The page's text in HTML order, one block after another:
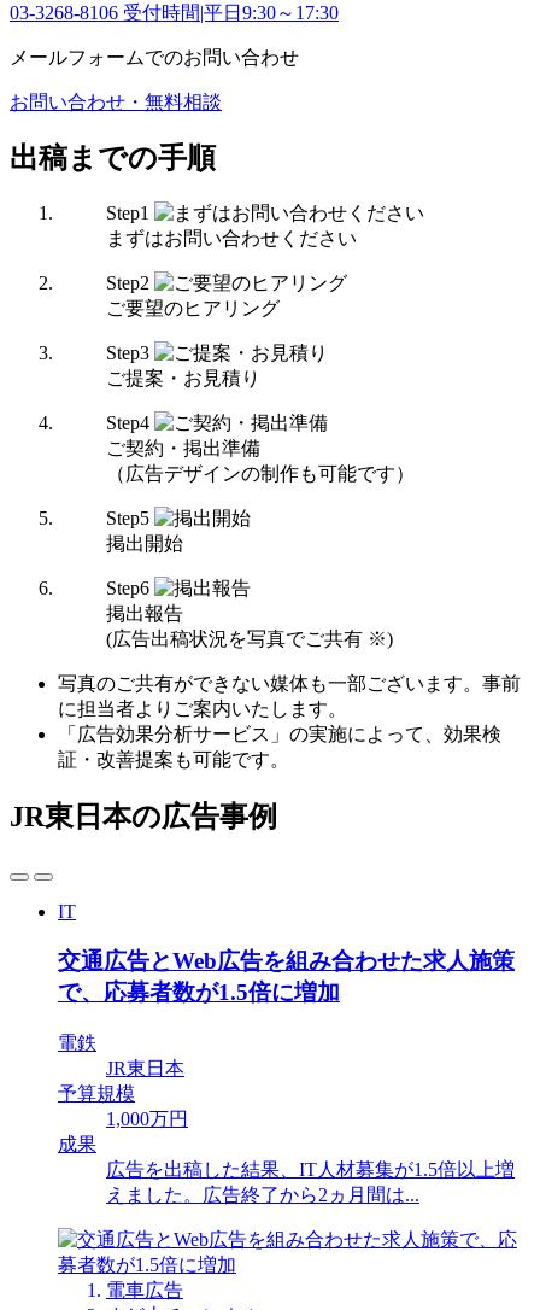
03-3268-8106 受付時間|平日9:30～17:30
メールフォームでのお問い合わせ
お問い合わせ・無料相談
出稿までの手順
Step1
まずはお問い合わせください
Step2
ご要望のヒアリング
Step3
ご提案・お見積り
Step4
ご契約・掲出準備
（広告デザインの制作も可能です）
Step5
掲出開始
Step6
掲出報告
(広告出稿状況を写真でご共有 ※)
写真のご共有ができない媒体も一部ございます。事前
に担当者よりご案内いたします。
「広告効果分析サービス」の実施によって、効果検
証・改善提案も可能です。
JR東日本の広告事例
IT
交通広告とWeb広告を組み合わせた求人施策
で、応募者数が1.5倍に増加
電鉄
JR東日本
予算規模
1,000万円
成果
広告を出稿した結果、IT人材募集が1.5倍以上増
えました。広告終了から2ヵ月間は...
電車広告